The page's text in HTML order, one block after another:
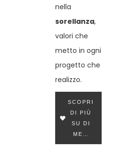
nella
sorellanza,
valori che
metto in ogni
progetto che
realizzo.
SCOPRI
DI PIÙ
SU DI
ME…